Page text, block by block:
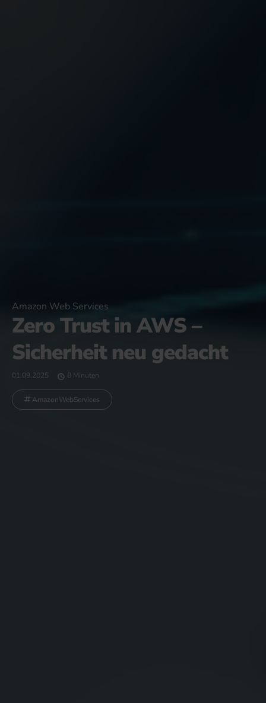
Amazon Web Services
Zero Trust in AWS –
Sicherheit neu gedacht
01.09.2025 8 Minuten
AmazonWebServices